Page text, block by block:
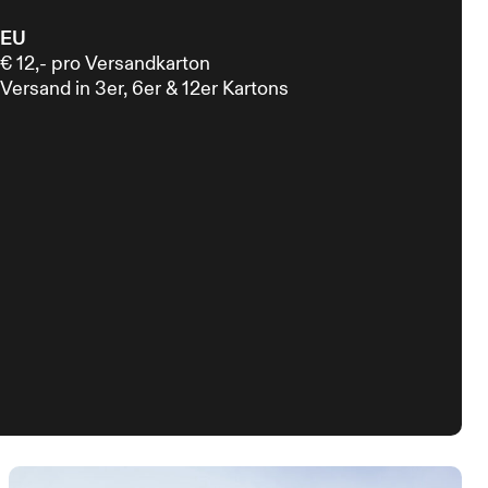
EU
€ 12,- pro Versandkarton
Versand in 3er, 6er & 12er Kartons